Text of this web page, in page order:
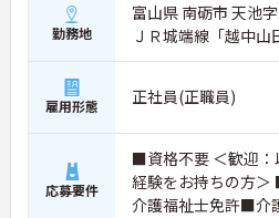
勤務地
富山県 南砺市 天池
ＪＲ城端線「越中
雇用形態 正社員(正職員)
応募要件
■資格不要 ＜歓迎：
経験をお持ちの方
介護福祉士免許■介